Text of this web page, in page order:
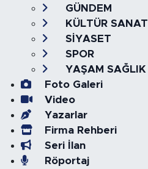
GÜNDEM
KÜLTÜR SANAT
SİYASET
SPOR
YAŞAM SAĞLIK
Foto Galeri
Video
Yazarlar
Firma Rehberi
Seri İlan
Röportaj